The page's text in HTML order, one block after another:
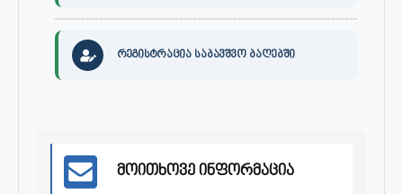
რეგისტრაცია საბავშვო ბაღებში
მოითხოვე ინფორმაცია